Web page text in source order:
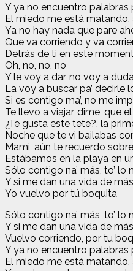
Y ya no encuentro palabras
El miedo me está
Ya no hay nada que pare
Que va corriendo y va
Detrás de ti en este
Oh, no, no, no
Y le voy a dar, no voy a
La voy a buscar pa’ decirle
Si es contigo ma’, no me
Te llevo a viajar, dime, que
¿Te gusta este tete?, la
Noche que te vi bailabas
Mami, aún te recuerdo
Estábamos en la playa en
Sólo contigo na’ más, to’ lo
Y si me dan una vida de más
Yo vuelvo por tú boquita
Sólo contigo na’ más, to’ lo
Y si me dan una vida de más
Vuelvo corriendo, por tu
Y ya no encuentro palabras
El miedo me está